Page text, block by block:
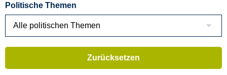
Politische Themen